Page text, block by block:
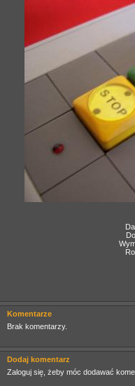
Komentarze
Brak komentarzy.
Dodaj komentarz
Zaloguj się, żeby móc dodawać